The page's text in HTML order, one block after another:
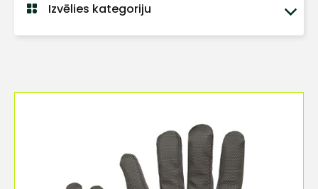
Izvēlies kategoriju